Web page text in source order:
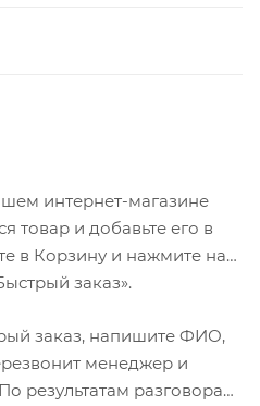
интернет-магазине
товар и добавьте его в
в Корзину и нажмите на
заказ».
заказ, напишите ФИО,
менеджер и
результатам разговора